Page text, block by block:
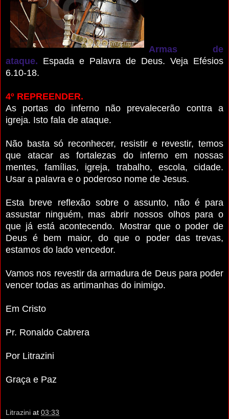
Armas de
ataque. Espada e Palavra de Deus. Veja Efésios
6.10-18.
4º REPREENDER.
As portas do inferno não prevalecerão contra a
igreja. Isto fala de ataque.
Não basta só reconhecer, resistir e revestir, temos
que atacar as fortalezas do inferno em nossas
mentes, famílias, igreja, trabalho, escola, cidade.
Usar a palavra e o poderoso nome de Jesus.
Esta breve reflexão sobre o assunto, não é para
assustar ninguém, mas abrir nossos olhos para o
que já está acontecendo. Mostrar que o poder de
Deus é bem maior, do que o poder das trevas,
estamos do lado vencedor.
Vamos nos revestir da armadura de Deus para poder
vencer todas as artimanhas do inimigo.
Em Cristo
Pr. Ronaldo Cabrera
Por Litrazini
Graça e Paz
Litrazini at 03:33